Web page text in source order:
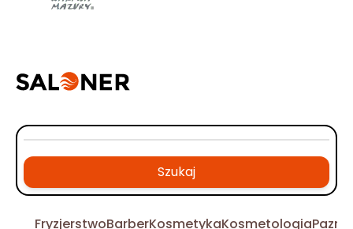
Szukaj
FryzjerstwoBarberKosmetykaKosmetologia